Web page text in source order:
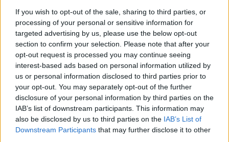
If you wish to opt-out of the sale, sharing to third parties, or
processing of your personal or sensitive information for
targeted advertising by us, please use the below opt-out
section to confirm your selection. Please note that after your
opt-out request is processed you may continue seeing
interest-based ads based on personal information utilized by
us or personal information disclosed to third parties prior to
your opt-out. You may separately opt-out of the further
disclosure of your personal information by third parties on the
IAB’s list of downstream participants. This information may
also be disclosed by us to third parties on the IAB’s List of
Downstream Participants that may further disclose it to other
4. Υδροχόος
ΟΥδροχόοςεπιλέγει camping γιατί είναι πιο
ανεξάρτητο και αντισυμβατικό. Του αρέσει η
εμπειρία της φύσης και της ελευθερίας.
5. Ιχθύες
ΟΙχθύςλατρεύει τη θάλασσα, τα αστέρια και την
ηρεμία της φύσης. Το camping του δίνει το πιο
ρομαντικό καλοκαιρινό σκηνικό.